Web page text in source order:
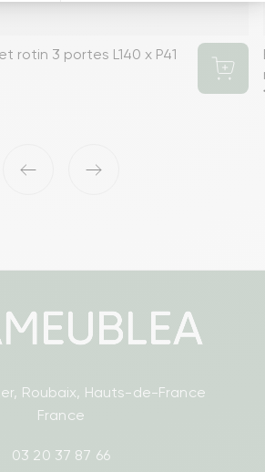
rotin 3 portes L140 x P41
‹ ›
Roubaix, Hauts-de-France
France
03 20 37 87 66